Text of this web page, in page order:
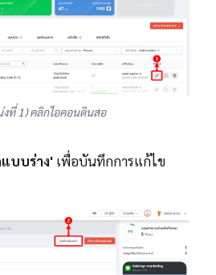
ที่ 1) คลิกไอคอนดินสอ
บบร่าง' เพื่อบันทึกการแก้ไข